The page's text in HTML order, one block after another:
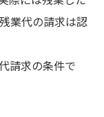
業代の請求は認
請求の条件で